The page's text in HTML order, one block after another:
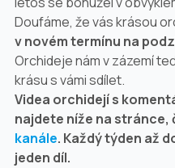
Doufáme, že vás krásou
v novém termínu na
Orchideje nám v zázemí
krásu s vámi sdílet.
Videa orchidejí s
najdete níže na stránce,
kanále. Každý týden až
jeden díl.